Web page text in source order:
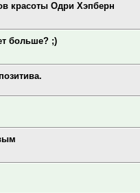
красоты Одри Хэпберн
больше? ;)